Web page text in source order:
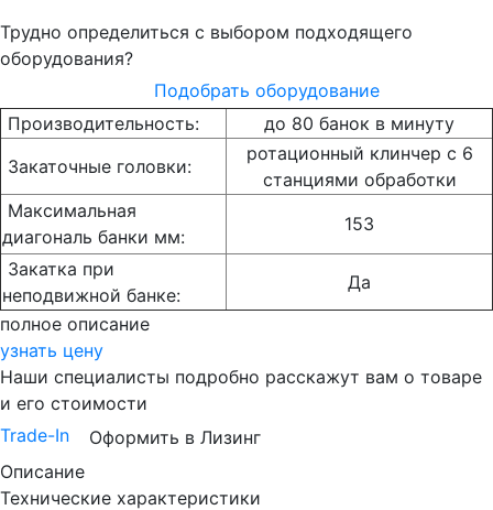
Трудно определиться с выбором подходящего
оборудования?
Подобрать оборудование
Производительность:
до 80 банок в минуту
Закаточные головки:
ротационный клинчер с 6
станциями обработки
Максимальная
диагональ банки мм:
153
Закатка при
неподвижной банке:
Да
полное описание
узнать цену
Наши специалисты подробно расскажут вам о товаре
и его стоимости
Trade-In
Оформить в Лизинг
Описание
Технические характеристики